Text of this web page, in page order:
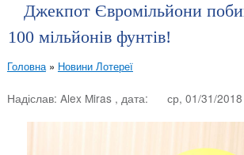
Джекпот Євромільйони
100 мільйонів фунтів!
навіґації
Головна Новини Лотереї
Надіслав: Alex Miras, дата: ср, 01/31/